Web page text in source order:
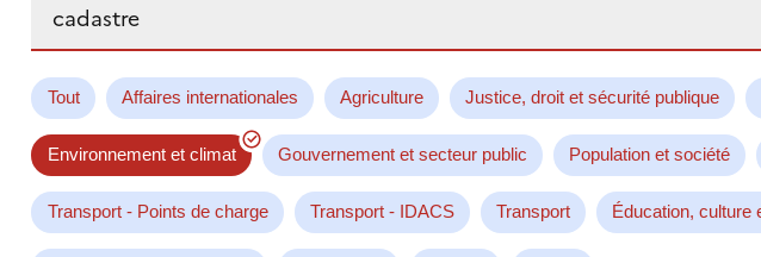
Tout Affaires internationales Agriculture Justice, droit et sécurité publique
Environnement et climat Gouvernement et secteur public Population et société
Transport - Points de charge Transport - IDACS Transport Éducation, culture